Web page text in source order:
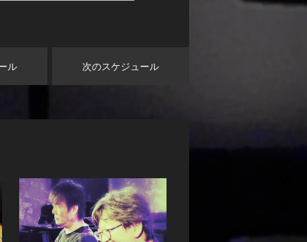
ル 次のスケジュール